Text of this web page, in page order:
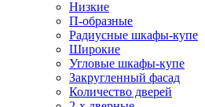
Низкие
П-образные
Радиусные шкафы-купе
Широкие
Угловые шкафы-купе
Закругленный фасад
Количество дверей